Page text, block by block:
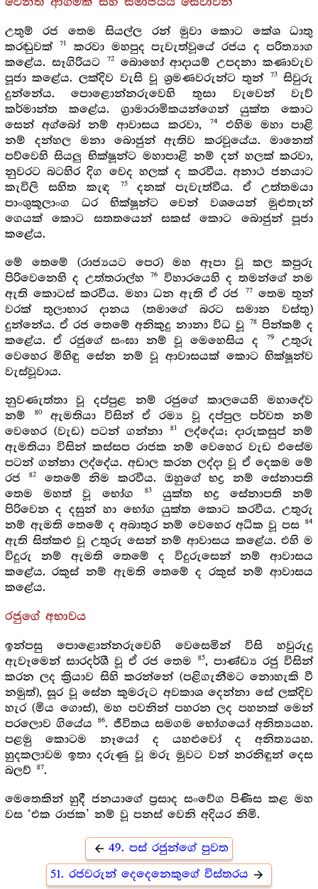
උතුම් රජ තෙම සියල්ල රන් මුවා කොට කේශ ධාතු
කරඬුවක්
71
කරවා මහපුද පැවැත්වූයේ රජය ද පරිත්‍යාග
කළේය. සෑගිරියට
72බොහෝ ආදායම් උපදනා කණාවැව
පූජා කළේය. ලක්දිව වැසි වූ ශ්‍රමණවරුන්ට තුන්
73සිවුරු
දුන්නේය. පොළොන්නරුවෙහි තුසා වැවෙන් වැව්
කර්මාන්ත කළේය. ග්‍රාමාරාමිකයන්ගෙන් යුක්ත කොට
සෙන් අග්බෝ නම් ආවාසය කරවා,
74
එහිම මහා පාළි
නම් දන්හල මනා බොජුන් ඇතිව කරවූයේය. මානෙත්
පව්වෙහි සියලු භික්ෂූන්ට මහාපාළි නම් දන් හලක් කරවා,
නුවරට බටහිර දිග වෙද හලක් ද කරවීය. අනාථ ජනයාට
කැවිලි සහිත කැඳ
75දනක් පැවැත්වීය. ඒ උත්තමයා
පාංශුකූලාංග ධර භික්ෂූන්ට වෙන් වශයෙන් මුළුතැන්
ගෙයක් කොට සතතයෙන් සකස් කොට බොජුන් පූජා
කළේය.
මේ තෙමේ (රාජ්‍යයට පෙර) මහ ඈපා වූ කල කපුරු
පිරිවෙනෙහි ද උත්තරාල්හ
76
විහාරයෙහි ද තමන්ගේ නම
ඇති කොටස් කරවීය. මහා ධන ඇති ඒ රජ
77තෙම තුන්
වරක් තුලාභාර දානය (තමාගේ බරට සමාන වස්තු)
දුන්නේය. ඒ රජ තෙමේ අනිකුදු නානා විධ වූ
78 පින්කම් ද
කළේය. ඒ රජුගේ සංඝා නම් වූ මෙහෙසිය ද
79
උතුරු
වෙහෙර මිහිඳු සේන නම් වූ ආවාසයක් කොට භික්ෂූන්ව
වැස්වූවාය.
නුවණැත්තා වූ දප්පුළ නම් රජුගේ කාලයෙහි මහාදේව
නම්
80ඇමතියා විසින් ඒ රම්‍ය වූ දප්පුල පර්වත නම්
වෙහෙර (වැඩ) පටන් ගන්නා
81
ලද්දේය; දාරුකසුප් නම්
ඇමතියා විසින් කස්සප රාජක නම් වෙහෙර වැඩ එසේම
පටන් ගන්නා ලද්දේය. අඩාල කරන ලද්දා වූ ඒ දෙකම මේ
රජ
82
තෙමේ නිම කරවීය. ඔහුගේ භද්‍ර නම් සේනාපති
තෙම මහත් වූ භෝග
83
යුක්ත භද්‍ර සේනාපති නම්
පිරිවෙන ද දසුන් හා භෝග යුක්ත කොට කරවීය. උතුරු
නම් ඇමති තෙමේ ද අබාතුර නම් වෙහෙර අධික වූ පස
84
ඇති සිත්කළු වූ උතුරු සෙන් නම් ආවාසය කළේය. එහි ම
විදුරු නම් ඇමති තෙමේ ද විදුරුසෙන් නම් ආවාසය
කළේය. රකුස් නම් ඇමති තෙමේ ද රකුස් නම් ආවාසය
කළේය.
රජුගේ අභාවය
ඉන්පසු පොළොන්නරුවෙහි වෙසෙමින් විසි හවුරුදු
ඇවෑමෙන් සාරදර්ශී වූ ඒ රජ තෙම
85, පාණ්ඩ්‍ය රජු විසින්
කරන ලද ක්‍රියාව සිහි කරන්නේ (පළිගැනීමට නොහැකි වී
නමුත්), සූර වූ සේන කුමරුට අවකාශ දෙන්නා සේ ලක්දිව
හැර (මිය ගොස්), මහ පවනින් පහරන ලද පහනක් මෙන්
පරලොව ගියේය
86. ජීවිතය සමගම භෝගයෝ අනිත්‍යයහ.
පළමු කොටම නෑයෝ ද යහළුවෝ ද අනිත්‍යයහ.
හුදකලාවම ඉතා දරුණු වූ මරු මුවට වන් නරනිඳුන් දෙස
බලව්
87.
මෙතෙකින් හුදී ජනයාගේ ප්‍රසාද සංවේග පිණිස කළ මහ
වස ‘එක රාජක’ නම් වූ පනස් වෙනි අදියර නිමි.
arrow_back 49. පස් රජුන්ගේ පුවත
51. රජවරුන් දෙදෙනෙකුගේ විස්තරය arrow_forward